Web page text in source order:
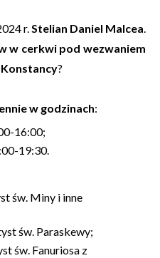
r.Stelian Daniel Malcea.
w cerkwi pod wezwaniem
?
w godzinach:
16:00;
19:30.
św. Miny i inne
św. Paraskewy;
św. Fanuriosa z